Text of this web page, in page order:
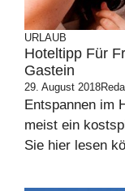
URLAUB
Hoteltipp Für
Gastein
29. August 2018
Entspannen im
meist ein
Sie hier lesen